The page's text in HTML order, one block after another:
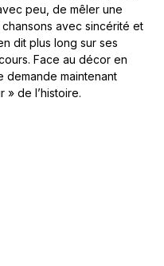
peu, de mêler une
avec sincérité et
dit plus long sur ses
Face au décor en
demande maintenant
de l’histoire.